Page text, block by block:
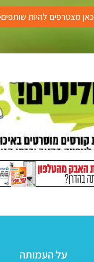
כאן מצטרפים להיות שותפים
על העמותה